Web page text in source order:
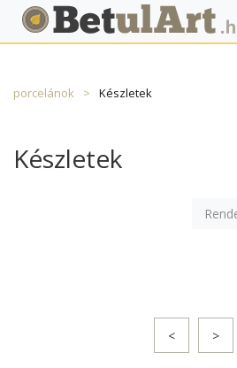
Főoldal Termékek Porcelán
porcelánok Készletek
Készletek
< >